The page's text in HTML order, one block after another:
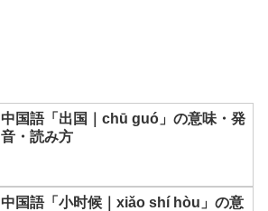
中国語「出国｜chū guó」の意味・発
音・読み方
中国語「小时候｜xiǎo shí hòu」の意